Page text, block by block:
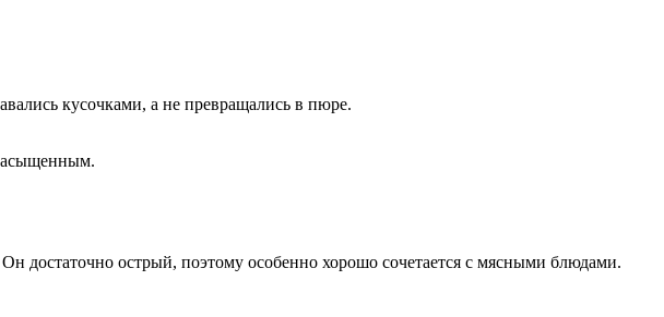
кусочками, а не превращались в пюре.
достаточно острый, поэтому особенно хорошо сочетается с мясными блюдами.